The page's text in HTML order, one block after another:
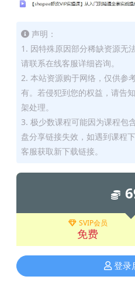
声明：
1. 因特殊原因部分稀缺资源无
请联系在线客服详细咨询。
2. 本站资源购于网络，仅供参
有。若侵犯到您的权益，请告
架处理。
3. 极少数课程可能因为课程包
盘分享链接失效，如遇到课程
客服获取新下载链接。
SVIP会员
免费
登录